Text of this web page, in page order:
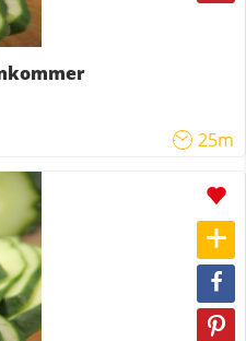
25m